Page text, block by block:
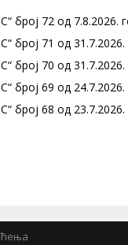
број 72 од 7.8.2026.
број 71 од 31.7.2026.
број 70 од 31.7.2026.
број 69 од 24.7.2026.
број 68 од 23.7.2026.